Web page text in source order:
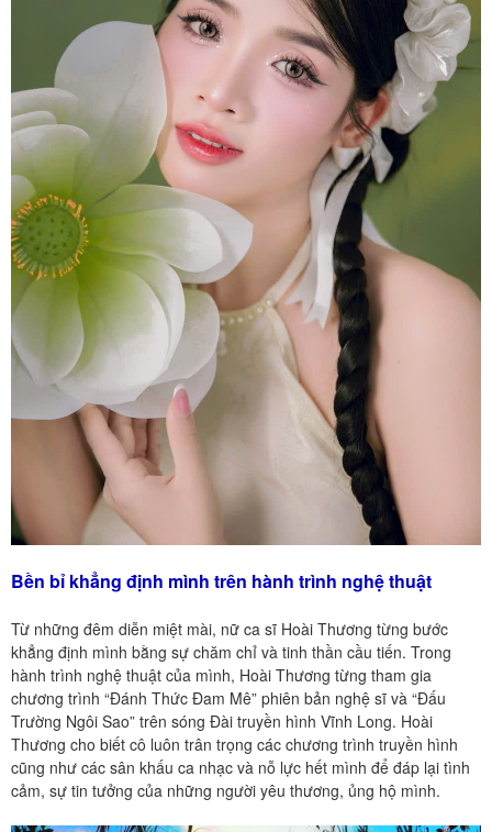
Bền bỉ khẳng định mình trên hành trình nghệ thuật
Từ những đêm diễn miệt mài, nữ ca sĩ Hoài Thương từng bước
khẳng định mình bằng sự chăm chỉ và tinh thần cầu tiến. Trong
hành trình nghệ thuật của mình, Hoài Thương từng tham gia
chương trình “Đánh Thức Đam Mê” phiên bản nghệ sĩ và “Đấu
Trường Ngôi Sao” trên sóng Đài truyền hình Vĩnh Long. Hoài
Thương cho biết cô luôn trân trọng các chương trình truyền hình
cũng như các sân khấu ca nhạc và nỗ lực hết mình để đáp lại tình
cảm, sự tin tưởng của những người yêu thương, ủng hộ mình.